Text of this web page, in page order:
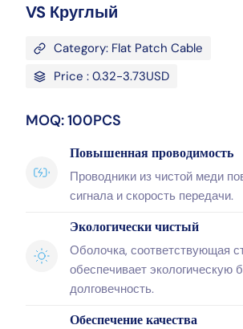
VS Круглый
Category: Flat Patch Cable
Price : 0.32-3.73USD
MOQ: 100PCS
Повышенная проводимость
Проводники из чистой меди
сигнала и скорость передачи.
Экологически чистый
Оболочка, соответствующая
обеспечивает экологическую
долговечность.
Обеспечение качества